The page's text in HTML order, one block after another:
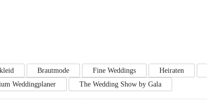
Brautmode Fine Weddings Heiraten
Weddingplaner
The Wedding Show by Gala